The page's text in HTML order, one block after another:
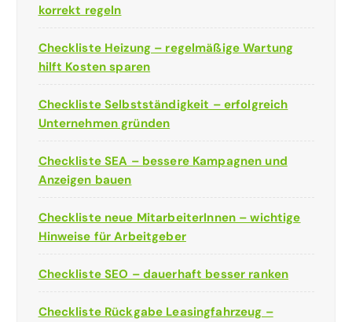
korrekt regeln
Checkliste Heizung – regelmäßige Wartung
hilft Kosten sparen
Checkliste Selbstständigkeit – erfolgreich
Unternehmen gründen
Checkliste SEA – bessere Kampagnen und
Anzeigen bauen
Checkliste neue MitarbeiterInnen – wichtige
Hinweise für Arbeitgeber
Checkliste SEO – dauerhaft besser ranken
Checkliste Rückgabe Leasingfahrzeug –